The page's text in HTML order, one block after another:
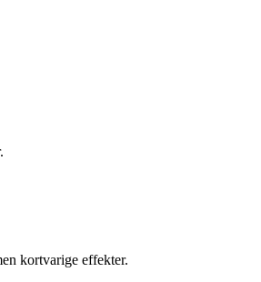
kortvarige effekter.